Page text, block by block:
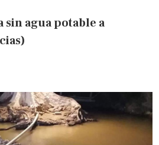
sin agua potable a